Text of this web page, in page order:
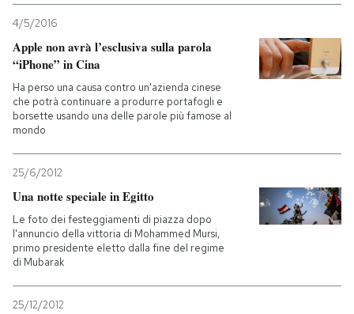
4/5/2016
Apple non avrà l’esclusiva sulla parola
“iPhone” in Cina
Ha perso una causa contro un'azienda cinese
che potrà continuare a produrre portafogli e
borsette usando una delle parole più famose al
mondo
25/6/2012
Una notte speciale in Egitto
Le foto dei festeggiamenti di piazza dopo
l'annuncio della vittoria di Mohammed Mursi,
primo presidente eletto dalla fine del regime
di Mubarak
25/12/2012